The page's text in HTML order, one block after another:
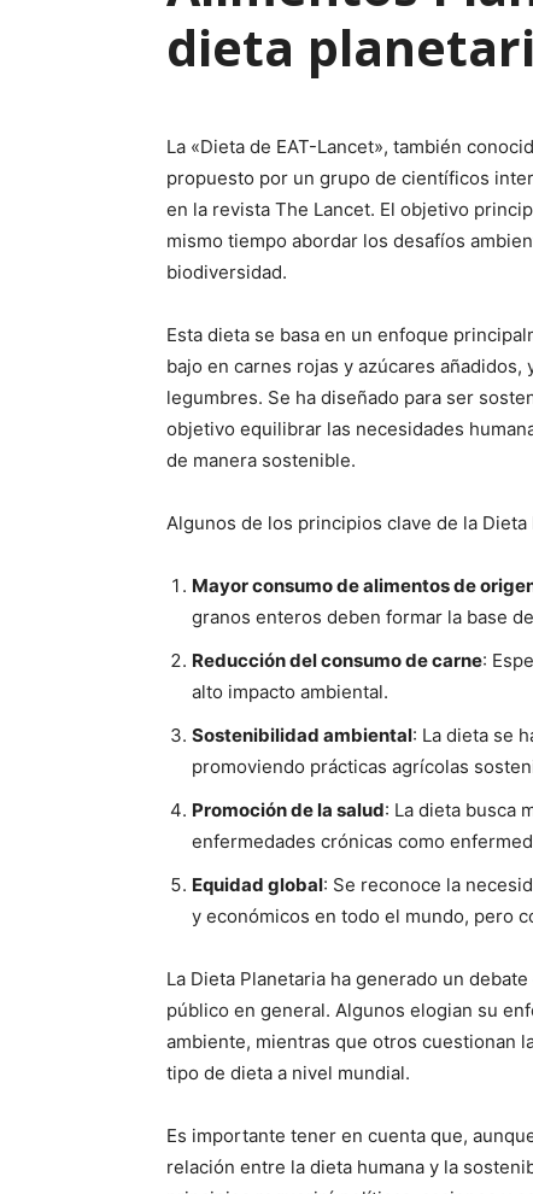
dieta
La «Dieta de EAT-Lancet», también
propuesto por un grupo de científicos
en la revista The Lancet. El objetivo
mismo tiempo abordar los desafíos
biodiversidad.
Esta dieta se basa en un enfoque
bajo en carnes rojas y azúcares
legumbres. Se ha diseñado para ser
objetivo equilibrar las necesidades
de manera sostenible.
Algunos de los principios clave de la
Mayor consumo de alimentos de
granos enteros deben formar la base
Reducción del consumo de carne:
alto impacto ambiental.
Sostenibilidad ambiental: La dieta se
promoviendo prácticas agrícolas
Promoción de la salud: La dieta busca
enfermedades crónicas como
Equidad global: Se reconoce la
y económicos en todo el mundo, pero
La Dieta Planetaria ha generado un
público en general. Algunos elogian su
ambiente, mientras que otros cuestionan
tipo de dieta a nivel mundial.
Es importante tener en cuenta que,
relación entre la dieta humana y la